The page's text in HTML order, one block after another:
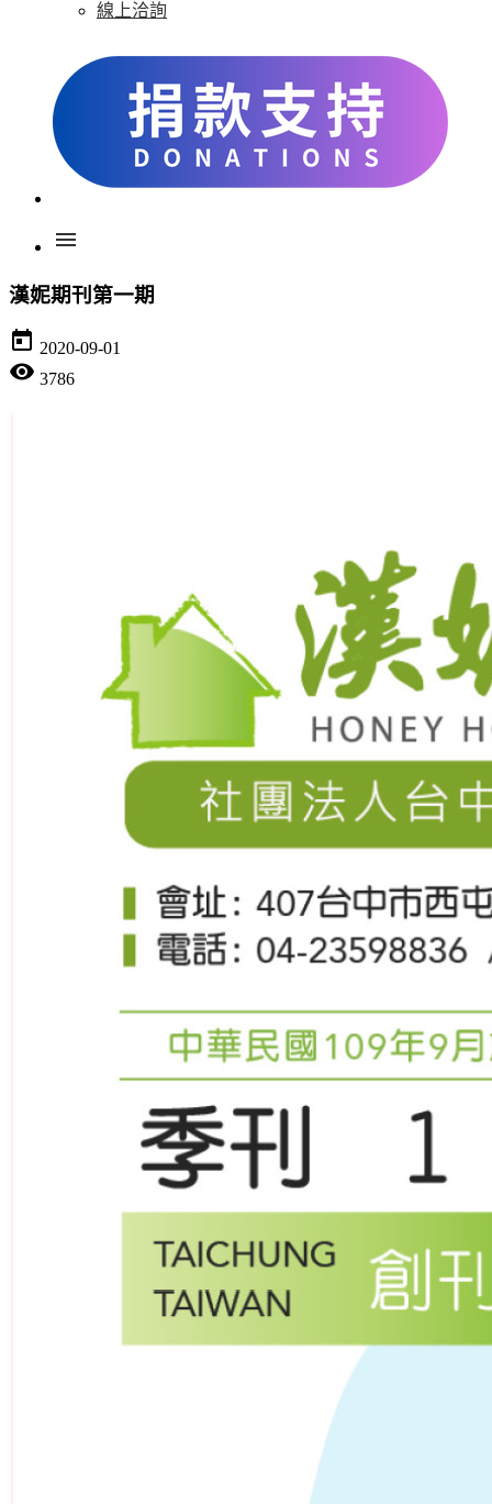
線上洽詢
menu
漢妮期刊第一期
today 2020-09-01
visibility 3786